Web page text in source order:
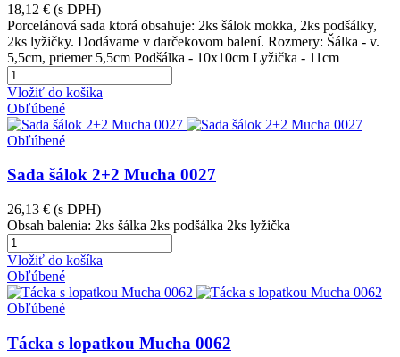
18,12 € (s DPH)
Porcelánová sada ktorá obsahuje: 2ks šálok mokka, 2ks podšálky,
2ks lyžičky. Dodávame v darčekovom balení. Rozmery: Šálka - v.
5,5cm, priemer 5,5cm Podšálka - 10x10cm Lyžička - 11cm
Vložiť do košíka
Obľúbené
Obľúbené
Sada šálok 2+2 Mucha 0027
26,13 € (s DPH)
Obsah balenia: 2ks šálka 2ks podšálka 2ks lyžička
Vložiť do košíka
Obľúbené
Obľúbené
Tácka s lopatkou Mucha 0062